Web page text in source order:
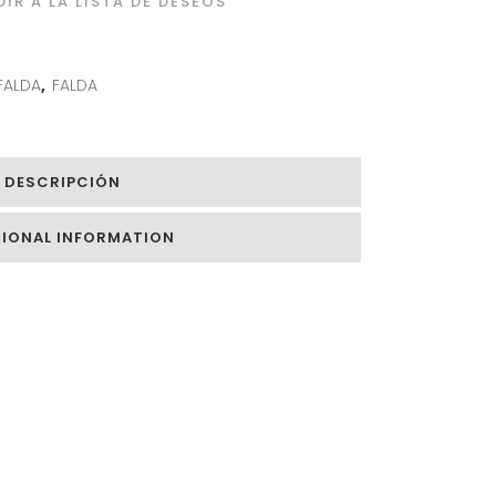
, FALDA
DESCRIPCIÓN
INFORMATION